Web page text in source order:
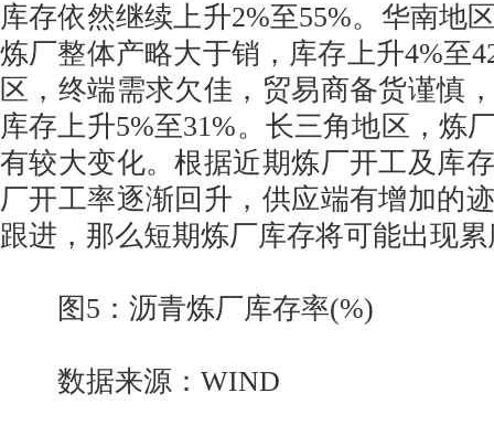
库存依然继续上升2%至55%。华南地
炼厂整体产略大于销，库存上升4%至
区，终端需求欠佳，贸易商备货谨慎
库存上升5%至31%。长三角地区，炼
有较大变化。根据近期炼厂开工及库
厂开工率逐渐回升，供应端有增加的
跟进，那么短期炼厂库存将可能出现
图5：沥青炼厂库存率(%)
数据来源：WIND